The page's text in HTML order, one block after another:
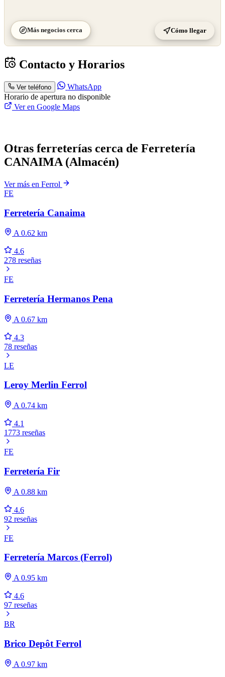
Más negocios cerca Cómo llegar
Contacto y Horarios
Ver teléfono
WhatsApp
Horario de apertura no disponible
Ver en Google Maps
Otras ferreterías cerca de Ferretería
CANAIMA (Almacén)
Ver más en Ferrol
FE
Ferretería Canaima
A 0.62 km
4.6
278 reseñas
FE
Ferretería Hermanos Pena
A 0.67 km
4.3
78 reseñas
LE
Leroy Merlin Ferrol
A 0.74 km
4.1
1773 reseñas
FE
Ferretería Fir
A 0.88 km
4.6
92 reseñas
FE
Ferretería Marcos (Ferrol)
A 0.95 km
4.6
97 reseñas
BR
Brico Depôt Ferrol
A 0.97 km